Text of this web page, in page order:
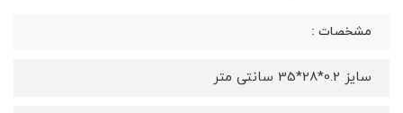
مشخصات :
سایز 0.2*28*35 سانتی متر